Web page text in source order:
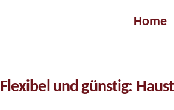
Home
Flexibel und günstig: